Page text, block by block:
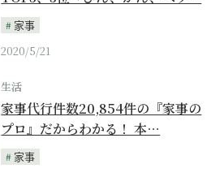
家事
2020/5/21
生活
家事代行件数20,854件の『家事の
プロ』だからわかる！ 本…
家事